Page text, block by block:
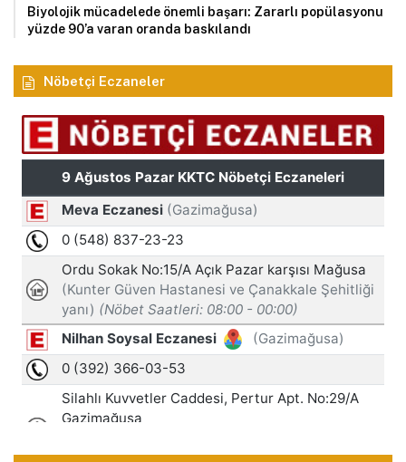
Biyolojik mücadelede önemli başarı: Zararlı popülasyonu
yüzde 90’a varan oranda baskılandı
Nöbetçi Eczaneler